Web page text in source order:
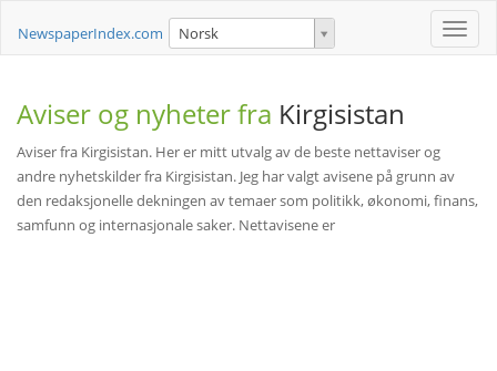
Toggle
NewspaperIndex.com Norsk
Aviser og nyheter fra Kirgisistan
Aviser fra Kirgisistan. Her er mitt utvalg av de beste nettaviser og
andre nyhetskilder fra Kirgisistan. Jeg har valgt avisene på grunn av
den redaksjonelle dekningen av temaer som politikk, økonomi, finans,
samfunn og internasjonale saker. Nettavisene er